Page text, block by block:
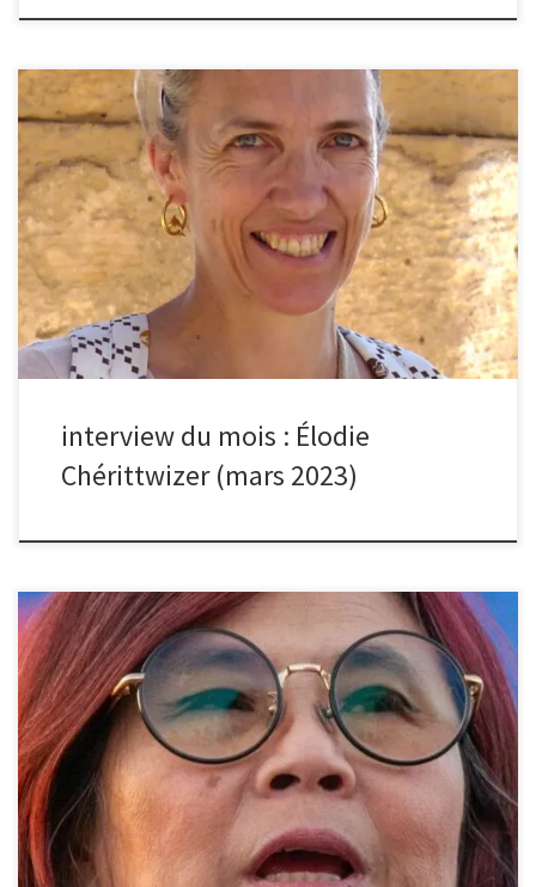
bonjour Elodie, quelle est l’histoire de ta photo sélectionnée au
mois de mars sur le thème de la nature morte ? où a-t-elle été
prise ? Lorsque le thème de la nature morte a été choisi, j’ai
d’abord pensé aux photos que j’avais faites pendant le
confinement. En effet, je n’avais pas d’autre choix que de prendre
des photos d’intérieur ou de fleurs de mon petit jardin. Par la
suite, je me suis dit que l’exposition du Louvre sur la nature morte
pourrait m’inspirer. Ce qui fut le cas. J’ai bien aimé une œuvre d’art
mettant en lumière des coquillages. Une fois chez moi, […]
interview du mois : Élodie
Chérittwizer (mars 2023)
Bonjour Caroline, le mois dernier, tes images de
méduses/singes/zèbres ont remporté un franc succès, lors de la
séance de partage sur la photographie animalière.Peux-tu nous
raconter une anecdote relative à l’une des trois photos
sélectionnées par les membres ? La photographie est à l’image
de la vie. On dépense souvent beaucoup d’efforts pour
finalement arriver à un résultat correct, et somme toute, assez
moyen. Mais il arrive parfois qu’on obtienne un résultat inespéré,
avec désinvolture, sans se fatiguer, simplement grâce à la chance.
C’est le cas de la photo avec les méduses. Je suis passée devant
cet aquarium qui était […]